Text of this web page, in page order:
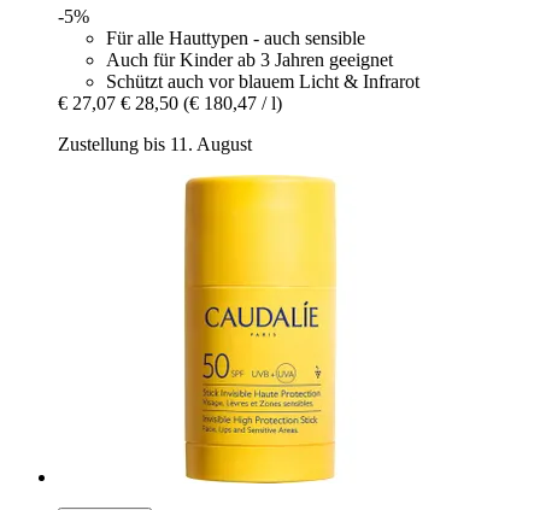
-5%
Für alle Hauttypen - auch sensible
Auch für Kinder ab 3 Jahren geeignet
Schützt auch vor blauem Licht & Infrarot
€ 27,07 € 28,50 (€ 180,47 / l)
Zustellung bis 11. August